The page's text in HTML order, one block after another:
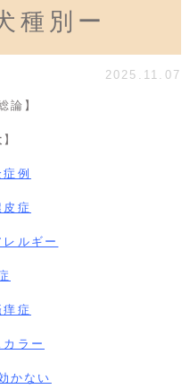
種別ー
2025.11.07
論】
】
例
症
ルギー
症
ラー
かない